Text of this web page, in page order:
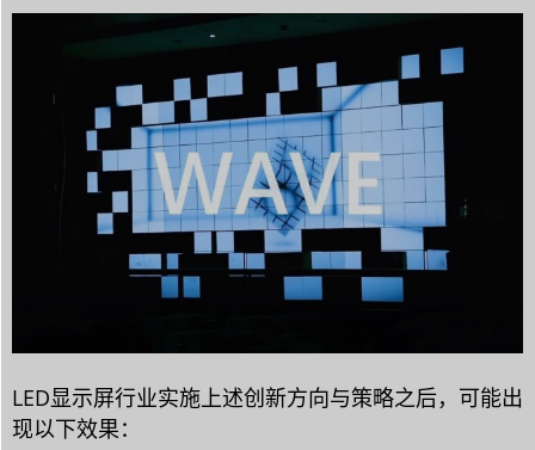
LED显示屏行业实施上述创新方向与策略之后，可能出
现以下效果：